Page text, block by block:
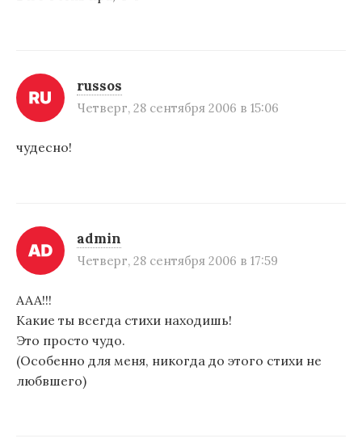
russos
Четверг, 28 сентября 2006 в 15:06
чудесно!
admin
Четверг, 28 сентября 2006 в 17:59
ААА!!!
Какие ты всегда стихи находишь!
Это просто чудо.
(Особенно для меня, никогда до этого стихи не
любвшего)